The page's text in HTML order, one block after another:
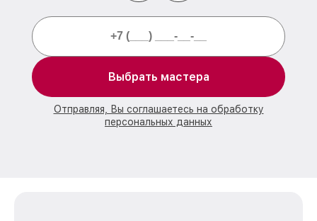
Выбрать мастера
Отправляя, Вы соглашаетесь на обработку
персональных данных